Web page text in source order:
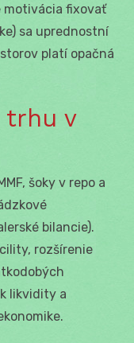
motivácia fixovať
sa uprednostní
platí opačná
trhu v
šoky v repo a
bilancie).
rozšírenie
likvidity a